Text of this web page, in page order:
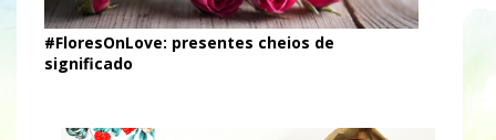
#FloresOnLove: presentes cheios de
significado